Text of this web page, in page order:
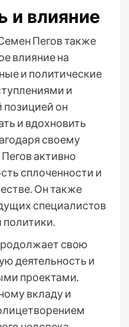
и влияние
Пегов также
влияние на
и политические
и
позицией он
и вдохновить
своему
активно
сплоченности и
Он также
специалистов
политики.
свою
деятельность и
проектами.
вкладу и